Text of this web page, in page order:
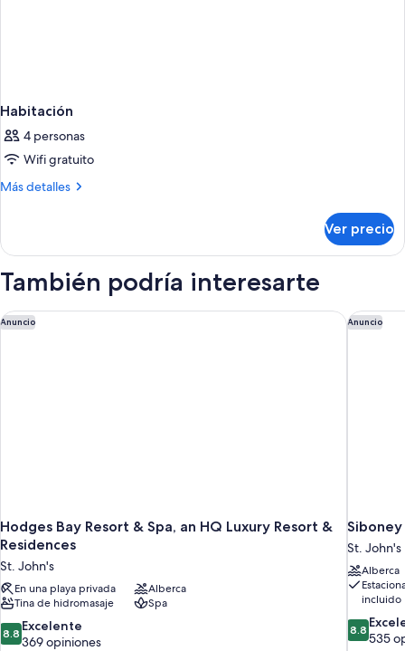
Habitación
4 personas
Wifi gratuito
Más detalles
Más
Ver precio
También podría interesarte
Anuncio
Hodges Bay Resort & Spa, an HQ Luxury Resort &
Residences
St. John's
En una playa privada
Alberca
Tina de hidromasaje
Spa
8.8
de
8.8 Excelente
369 opiniones
Hodges Bay Resort & Spa, an HQ Luxury Resort & Residences
Anuncio
St. John's
Alberca
incluido
8.8
de
8.8
535
Siboney